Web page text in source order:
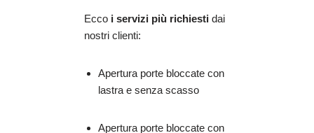
Ecco i servizi più richiesti dai
nostri clienti:
Apertura porte bloccate con
lastra e senza scasso
Apertura porte bloccate con